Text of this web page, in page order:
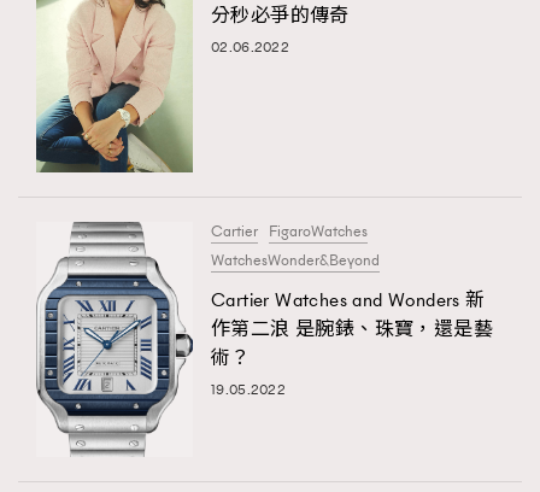
分秒必爭的傳奇
02.06.2022
Cartier FigaroWatches
WatchesWonder&Beyond
Cartier Watches and Wonders 新
作第二浪 是腕錶、珠寶，還是藝
術？
19.05.2022